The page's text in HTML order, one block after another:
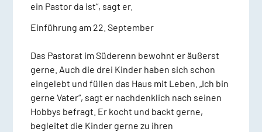
ein Pastor da ist“, sagt er.
Einführung am 22. September
Das Pastorat im Süderenn bewohnt er äußerst
gerne. Auch die drei Kinder haben sich schon
eingelebt und füllen das Haus mit Leben. „Ich bin
gerne Vater“, sagt er nachdenklich nach seinen
Hobbys befragt. Er kocht und backt gerne,
begleitet die Kinder gerne zu ihren